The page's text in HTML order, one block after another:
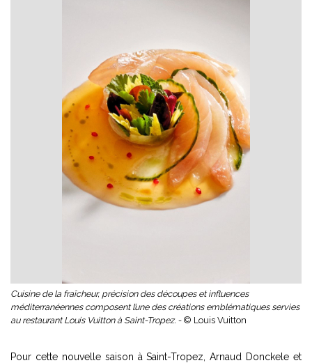
Cuisine de la fraîcheur, précision des découpes et influences
méditerranéennes composent l’une des créations emblématiques servies
au restaurant Louis Vuitton à Saint-Tropez. - © Louis Vuitton
Pour cette nouvelle saison à Saint-Tropez, Arnaud Donckele et